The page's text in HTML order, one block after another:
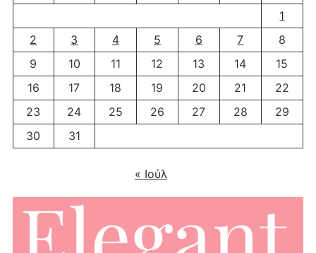
1
2
3 4 5 6 7
8
9
10 11 12 13 14
15
16
17 18 19 20 21
22
23
24 25 26 27 28
29
30
31
« Ιούλ